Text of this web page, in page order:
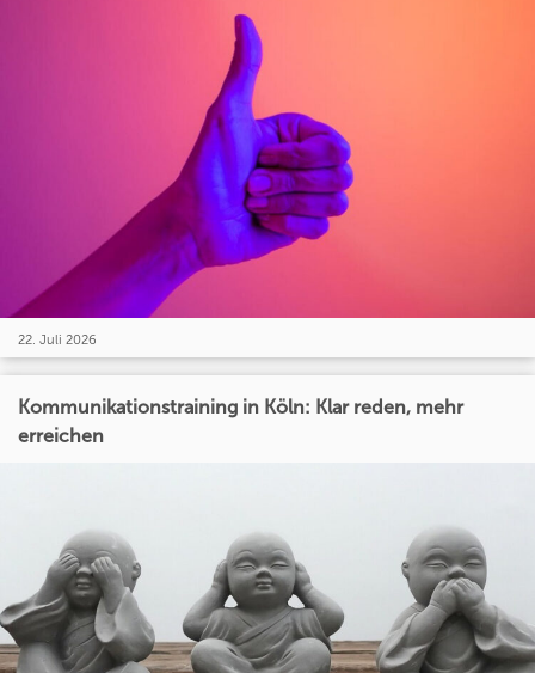
22. Juli 2026
Kommunikationstraining in Köln: Klar reden, mehr
erreichen